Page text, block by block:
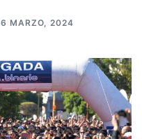
6 MARZO, 2024